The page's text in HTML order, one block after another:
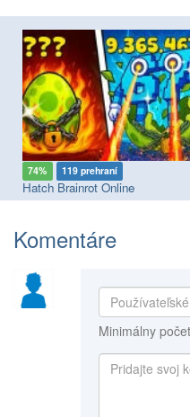
74% 119 prehraní
Hatch Brainrot Online
Komentáre
Minimálny